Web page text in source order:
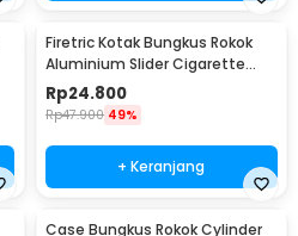
Firetric Kotak Bungkus Rokok
Aluminium Slider Cigarette
Case 20 Rokok - JD-EH007
Rp24.800
Rp47.900 49%
+ Keranjang
Case Bungkus Rokok Cylinder